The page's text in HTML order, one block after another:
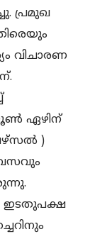
പ്രമുഖ
വിചാരണ
ജൂൺ ഏഴിന്‌
)
ഇടതുപക്ഷ